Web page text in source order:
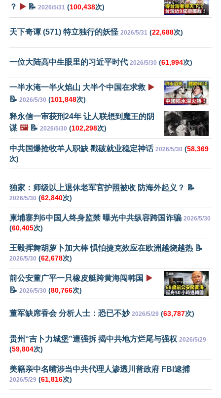
？
▶️ 📝 2026/5/31 (100,438次)
天下奇谭 (571) 特立独行的妖怪 2026/5/31 (22,688次)
一位大陆高中生眼里的习近平时代 2026/5/30 (61,994次)
一半水淹一半火焰山 大半个中国在求救 ▶️
📝 2026/5/30 (101,848次)
释永信一审获刑24年 让人联想到魔王的阴
谋 🖼️📝 2026/5/30 (102,298次)
中共国爆抢牧羊人职缺 戳破就业稳定神话 2026/5/30 (58,369
次)
独家：师级以上退休老军官护照被收 防海外起义？ 📝
2026/5/30 (62,840次)
柬埔寨判6中国人终身监禁 曝光中共纵容跨国诈骗 2026/5/30
(60,405次)
王毅挥舞胡萝卜加大棒 惧怕捷克效应在欧洲越烧越热 📝
2026/5/30 (62,678次)
前公安董广平一只橡皮艇跨黄海闯韩国 ▶️
📝 2026/5/30 (80,766次)
董军缺席香会 分析人士：恐已不妙 2026/5/29 (63,787次)
贵州“吉卜力城堡”遭强拆 揭中共地方烂尾与强权 2026/5/29
(59,804次)
美籍亲中名嘴涉当中共代理人渗透川普政府 FBI逮捕
2026/5/29 (61,816次)